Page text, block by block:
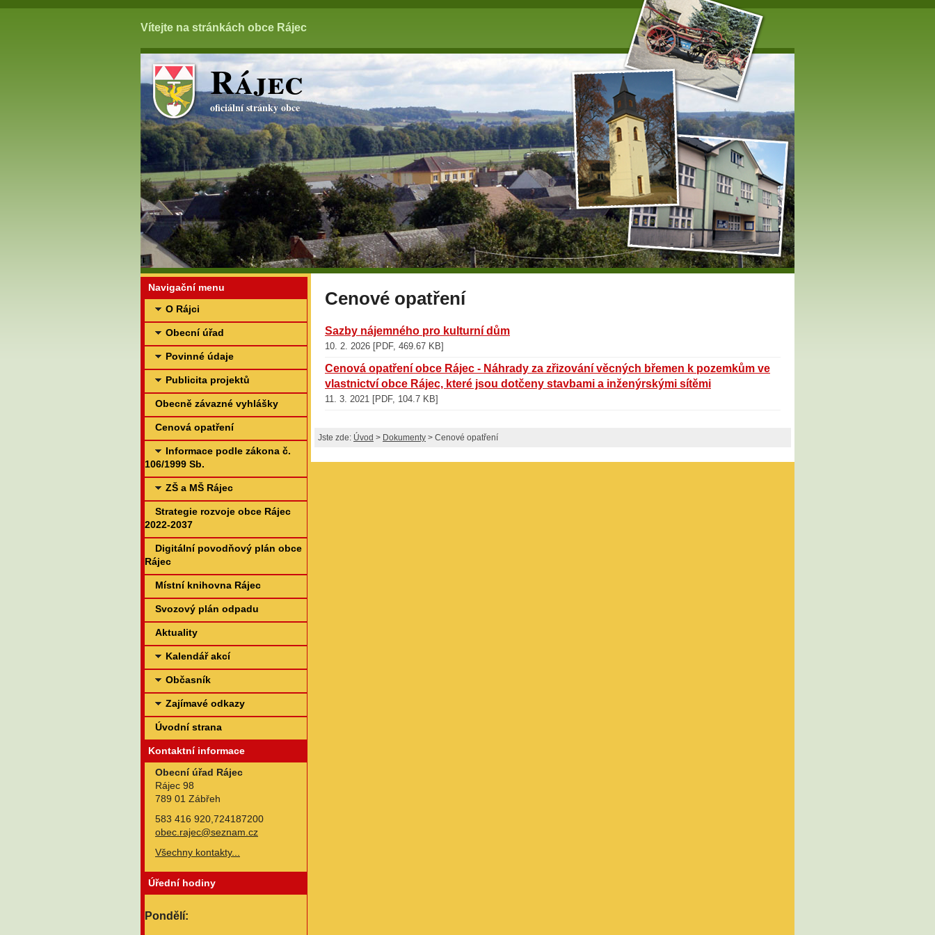
Vítejte na stránkách obce Rájec
Rájec
oficiální stránky obce
Navigační menu
O Rájci
Obecní úřad
Povinné údaje
Publicita projektů
Obecně závazné vyhlášky
Cenová opatření
Informace podle zákona č.
106/1999 Sb.
ZŠ a MŠ Rájec
Strategie rozvoje obce Rájec
2022-2037
Digitální povodňový plán obce
Rájec
Místní knihovna Rájec
Svozový plán odpadu
Aktuality
Kalendář akcí
Občasník
Zajímavé odkazy
Úvodní strana
Kontaktní informace
Obecní úřad Rájec
Rájec 98
789 01 Zábřeh
583 416 920,724187200
obec.rajec@seznam.cz
Všechny kontakty...
Úřední hodiny
Pondělí:
Cenové opatření
Sazby nájemného pro kulturní dům
10. 2. 2026 [PDF, 469.67 KB]
Cenová opatření obce Rájec - Náhrady za zřizování věcných břemen k pozemkům ve
vlastnictví obce Rájec, které jsou dotčeny stavbami a inženýrskými sítěmi
11. 3. 2021 [PDF, 104.7 KB]
Jste zde: Úvod > Dokumenty > Cenové opatření